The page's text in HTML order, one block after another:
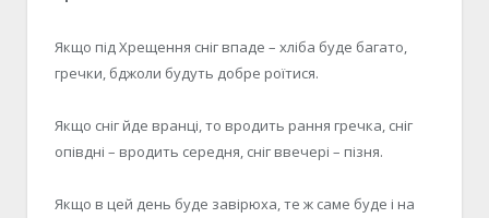
Якщо під Хрещення сніг впаде – хліба буде багато,
гречки, бджоли будуть добре роїтися.
Якщо сніг йде вранці, то вродить рання гречка, сніг
опівдні – вродить середня, сніг ввечері – пізня.
Якщо в цей день буде завірюха, те ж саме буде і на